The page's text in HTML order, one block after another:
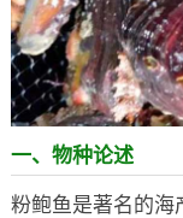
一、物种论述
粉鲍鱼是著名的海